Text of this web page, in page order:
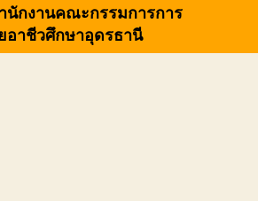
นักงานคณะกรรมการการ
อาชีวศึกษาอุดรธานี